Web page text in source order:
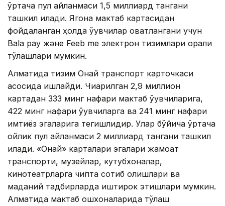
ўртача пул айланмаси 1,5 миллиард тангани
ташкил қилади. Ягона мактаб картасидан
фойдаланган ҳолда ўқувчилар овқатлангани учун
Bala pay және Feeb me электрон тизимлари орқали
тўлашлари мумкин.
Алматида тизим Онай транспорт карточкаси
асосида ишлайди. Чиқарилган 2,9 миллион
картадан 333 минг нафари мактаб ўқувчиларига,
422 минг нафари ўқувчиларга ва 241 минг нафари
имтиёз эгаларига тегишлидир. Улар бўйича ўртача
ойлик пул айланмаси 2 миллиард тангани ташкил
қилади. «Онай» карталари эгалари жамоат
транспорти, музейлар, кутубхоналар,
кинотеатрларга чипта сотиб олишлари ва
маданий тадбирларда иштирок этишлари мумкин.
Алматида мактаб ошхоналарида тўлаш